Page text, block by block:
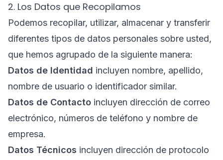
2. Los Datos que Recopilamos
Podemos recopilar, utilizar, almacenar y transferir
diferentes tipos de datos personales sobre usted,
que hemos agrupado de la siguiente manera:
Datos de Identidad incluyen nombre, apellido,
nombre de usuario o identificador similar.
Datos de Contacto incluyen dirección de correo
electrónico, números de teléfono y nombre de
empresa.
Datos Técnicos incluyen dirección de protocolo